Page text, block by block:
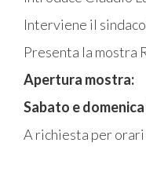
Interviene il
Presenta la mostra
Apertura mostra:
Sabato e
A richiesta per